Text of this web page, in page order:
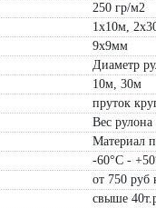
Защитная сетка 100гр
8380руб
рулон 3х50м:12570руб
16760руб
250 гр/м2
1х10м,
9х9мм
Диаметр
10м, 30м
пруток
Вес
Материал
-60°С -
от 750 руб
свыше